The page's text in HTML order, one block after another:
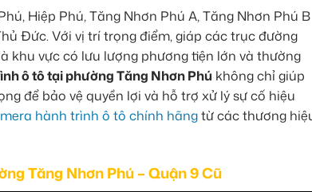
Hiệp Phú, Tăng Nhơn Phú A, Tăng Nhơn Phú B
Đức. Với vị trí trọng điểm, giáp các trục đường
khu vực có lưu lượng phương tiện lớn và thường
ô tô tại phường Tăng Nhơn Phú không chỉ giúp
để bảo vệ quyền lợi và hỗ trợ xử lý sự cố hiệu
hành trình ô tô chính hãngtừ các thương
Tăng Nhơn Phú – Quận 9 Cũ